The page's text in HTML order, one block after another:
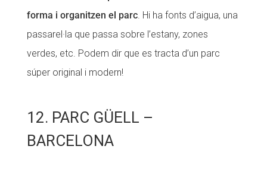
forma i organitzen el parc. Hi ha fonts d’aigua, una
passarel·la que passa sobre l’estany, zones
verdes, etc. Podem dir que es tracta d’un parc
súper original i modern!
12. PARC GÜELL –
BARCELONA